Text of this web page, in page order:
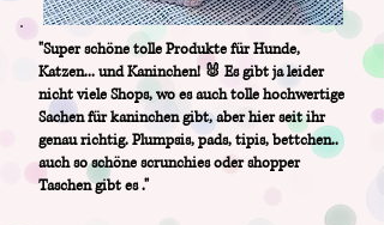
"Super schöne tolle Produkte für Hunde,
Katzen... und Kaninchen! 🐰 Es gibt ja leider
nicht viele Shops, wo es auch tolle hochwertige
Sachen für kaninchen gibt, aber hier seit ihr
genau richtig. Plumpsis, pads, tipis, bettchen..
auch so schöne scrunchies oder shopper
Taschen gibt es ."